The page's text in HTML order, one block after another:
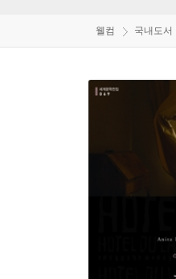
웰컴 국내도서